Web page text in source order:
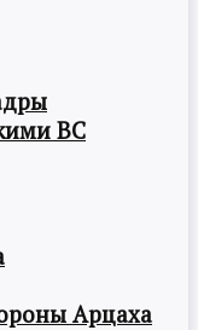
ВС
Арцаха